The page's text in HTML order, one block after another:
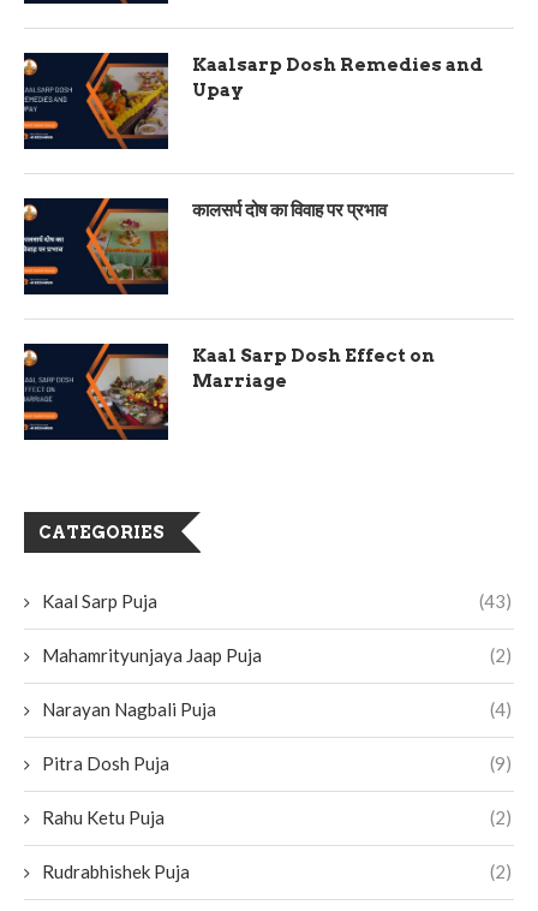
Kaalsarp Dosh Remedies and
Upay
कालसर्प दोष का विवाह पर प्रभाव
Kaal Sarp Dosh Effect on
Marriage
CATEGORIES
Kaal Sarp Puja (43)
Mahamrityunjaya Jaap Puja (2)
Narayan Nagbali Puja (4)
Pitra Dosh Puja (9)
Rahu Ketu Puja (2)
Rudrabhishek Puja (2)